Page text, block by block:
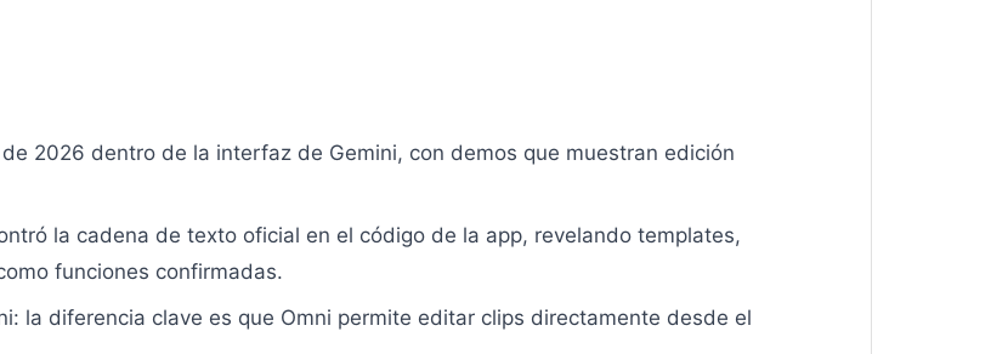
2026 dentro de la interfaz de Gemini, con demos que muestran edición
la cadena de texto oficial en el código de la app, revelando templates,
funciones confirmadas.
la diferencia clave es que Omni permite editar clips directamente desde el